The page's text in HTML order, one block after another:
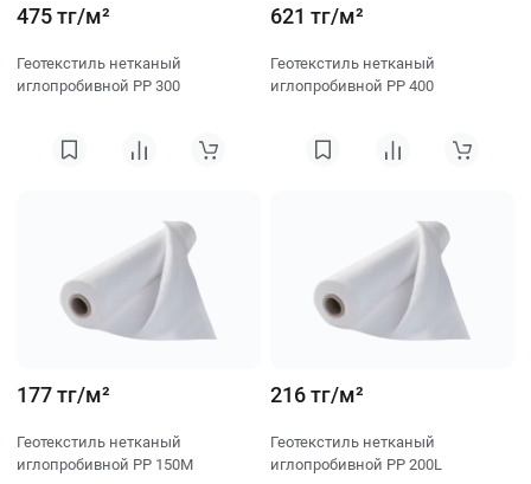
475 тг/м²
Геотекстиль нетканый
иглопробивной PP 300
621 тг/м²
Геотекстиль нетканый
иглопробивной PP 400
177 тг/м²
Геотекстиль нетканый
иглопробивной PP 150M
216 тг/м²
Геотекстиль нетканый
иглопробивной PP 200L